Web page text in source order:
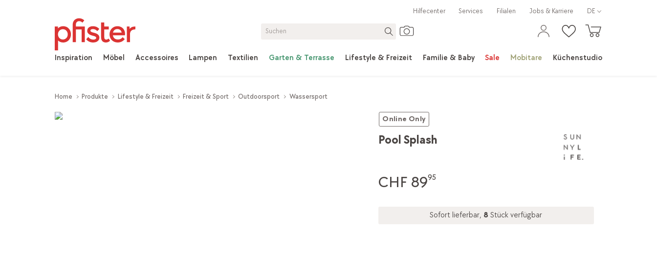
Inspiration Möbel Accessoires Lampen Textilien Garten & Terrasse Lifestyle & Freizeit Familie & Baby Sale Mobitare Küchenstudio
Hilfecenter Services Filialen Jobs & Karriere DE
Home Produkte Lifestyle & Freizeit Freizeit & Sport Outdoorsport Wassersport
Online Only
Pool Splash
CHF 8995
Sofort lieferbar, 8 Stück verfügbar